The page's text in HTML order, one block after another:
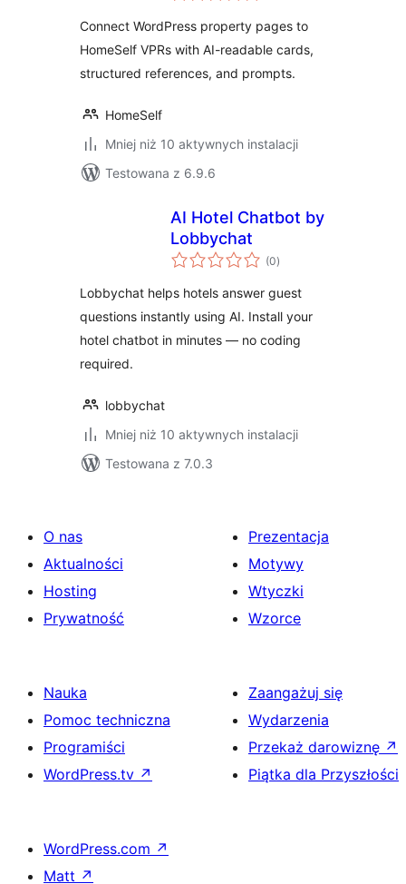
Connect WordPress property pages to
HomeSelf VPRs with AI-readable cards,
structured references, and prompts.
HomeSelf
Mniej niż 10 aktywnych instalacji
Testowana z 6.9.6
AI Hotel Chatbot by
Lobbychat
(0wszystkich
ocen
)
Lobbychat helps hotels answer guest
questions instantly using AI. Install your
hotel chatbot in minutes — no coding
required.
lobbychat
Mniej niż 10 aktywnych instalacji
Testowana z 7.0.3
O nas
Aktualności
Hosting
Prywatność
Prezentacja
Motywy
Wtyczki
Wzorce
Nauka
Pomoc techniczna
Programiści
WordPress.tv ↗
Zaangażuj się
Wydarzenia
Przekaż darowiznę ↗
Piątka dla Przyszłości
WordPress.com ↗
Matt ↗